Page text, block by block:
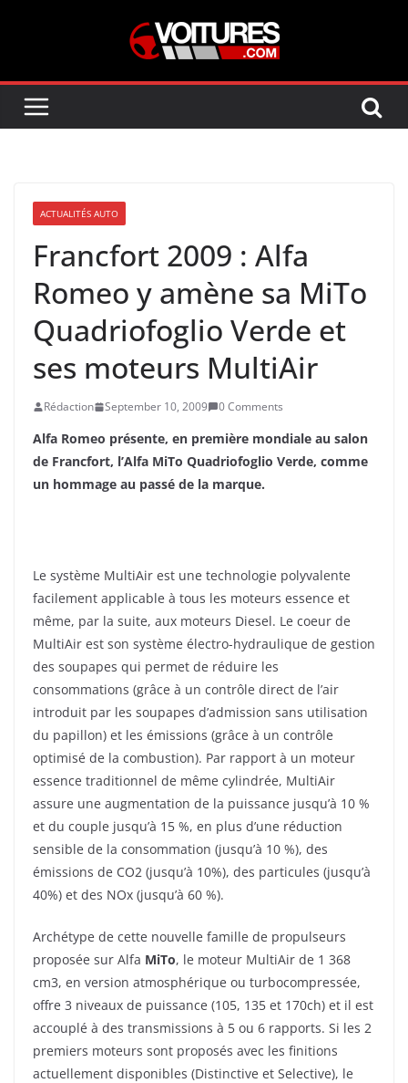
ACTUALITÉS AUTO
Francfort 2009 : Alfa
Romeo y amène sa MiTo
Quadriofoglio Verde et
ses moteurs MultiAir
Rédaction September 10, 2009 0 Comments
Alfa Romeo présente, en première mondiale au salon
de Francfort, l’Alfa MiTo Quadriofoglio Verde, comme
un hommage au passé de la marque.
Le système MultiAir est une technologie polyvalente
facilement applicable à tous les moteurs essence et
même, par la suite, aux moteurs Diesel. Le coeur de
MultiAir est son système électro-hydraulique de gestion
des soupapes qui permet de réduire les
consommations (grâce à un contrôle direct de l’air
introduit par les soupapes d’admission sans utilisation
du papillon) et les émissions (grâce à un contrôle
optimisé de la combustion). Par rapport à un moteur
essence traditionnel de même cylindrée, MultiAir
assure une augmentation de la puissance jusqu’à 10 %
et du couple jusqu’à 15 %, en plus d’une réduction
sensible de la consommation (jusqu’à 10 %), des
émissions de CO2 (jusqu’à 10%), des particules (jusqu’à
40%) et des NOx (jusqu’à 60 %).
Archétype de cette nouvelle famille de propulseurs
proposée sur Alfa MiTo, le moteur MultiAir de 1 368
cm3, en version atmosphérique ou turbocompressée,
offre 3 niveaux de puissance (105, 135 et 170ch) et il est
accouplé à des transmissions à 5 ou 6 rapports. Si les 2
premiers moteurs sont proposés avec les finitions
actuellement disponibles (Distinctive et Selective), le